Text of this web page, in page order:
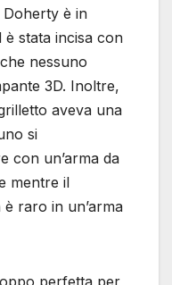
Doherty è in
è stata incisa con
nessuno
3D. Inoltre,
aveva una
si
con un’arma da
mentre il
raro in un’arma